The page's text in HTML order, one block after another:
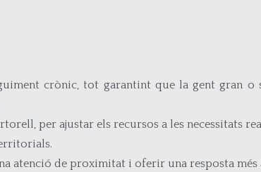
crònic, tot garantint que la gent gran o
per ajustar els recursos a les necessitats
atenció de proximitat i oferir una resposta més